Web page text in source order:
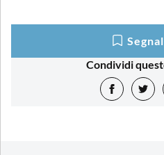
Condividi